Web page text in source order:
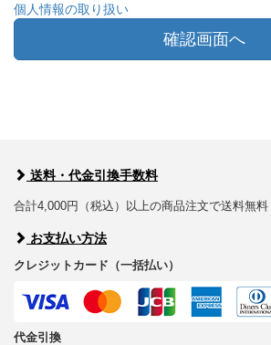
個人情報の取り扱い
確認画面へ
送料・代金引換手数料
合計4,000円（税込）以上の商品注文で送料無料
お支払い方法
クレジットカード（一括払い）
代金引換